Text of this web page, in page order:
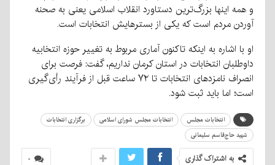
و همه اینها بزرگ‌ترین دستاورد انقلاب اسلامی یعنی به صحنه
آوردن مردم است که یکی از بسترهایش انتخابات است.
او با اشاره به اینکه تاکنون آماری مربوط به تغییر حوزه انتخابیه
داوطلبان انتخابات در استان کرمان نداریم، گفت: فرصت برای
انصراف نامزدهای انتخابات تا ۷۲ ساعت قبل از فرآیند رأی‌گیری
است؛ اما باید ثبت شود.
انتخابات مجلس انتخابات مجلس شورای اسلامی
برگزاری انتخابات
شهید حاج‌قاسم سلیمانی
۰ به اشتراک گذاری